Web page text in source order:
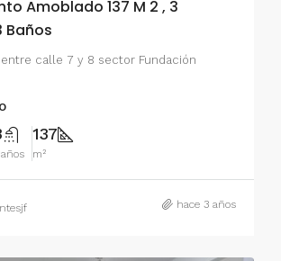
Amoblado 137 M 2 , 3
Baños
entre calle 7 y 8 sector Fundación
137
m²
hace 3 años